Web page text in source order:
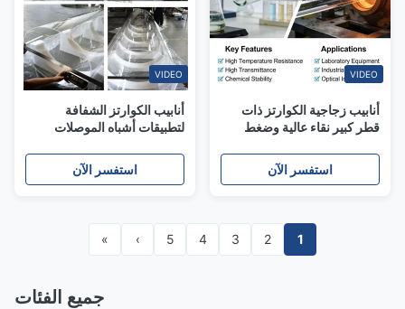
VIDEO
أنابيب زجاجية الكوارتز ذات
قطر كبير نقاء عالية وضغط
الموصلات
استفسر الآن
VIDEO
أنابيب الكوارتز الشفافة
لتطبيقات أشباه الموصلات
استفسر الآن
1
2
3
4
5
›
»
جميع الفئات